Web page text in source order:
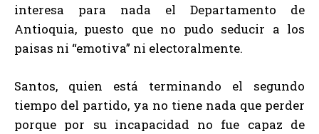
interesa para nada el Departamento de
Antioquia, puesto que no pudo seducir a los
paisas ni “emotiva” ni electoralmente.
Santos, quien está terminando el segundo
tiempo del partido, ya no tiene nada que perder
porque por su incapacidad no fue capaz de